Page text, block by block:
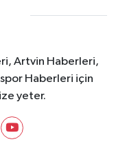
Artvin Haberleri,
Haberleri için
yeter.